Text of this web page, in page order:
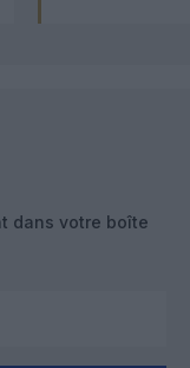
dans votre boîte